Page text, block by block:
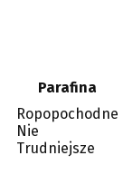
Parafina
Ropopochodne
Nie
Trudniejsze